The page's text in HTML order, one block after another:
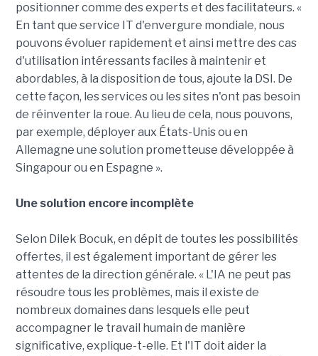
positionner comme des experts et des facilitateurs. «
En tant que service IT d'envergure mondiale, nous
pouvons évoluer rapidement et ainsi mettre des cas
d'utilisation intéressants faciles à maintenir et
abordables, à la disposition de tous, ajoute la DSI. De
cette façon, les services ou les sites n'ont pas besoin
de réinventer la roue. Au lieu de cela, nous pouvons,
par exemple, déployer aux États-Unis ou en
Allemagne une solution prometteuse développée à
Singapour ou en Espagne ».
Une solution encore incomplète
Selon Dilek Bocuk, en dépit de toutes les possibilités
offertes, il est également important de gérer les
attentes de la direction générale. « L'IA ne peut pas
résoudre tous les problèmes, mais il existe de
nombreux domaines dans lesquels elle peut
accompagner le travail humain de manière
significative, explique-t-elle. Et l'IT doit aider la